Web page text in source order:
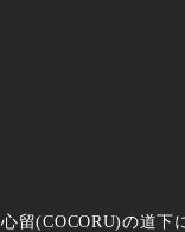
心留(COCORU)の道下